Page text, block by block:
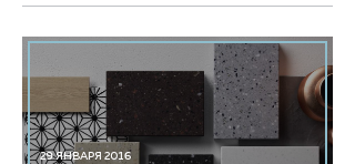
29 ЯНВАРЯ 2016